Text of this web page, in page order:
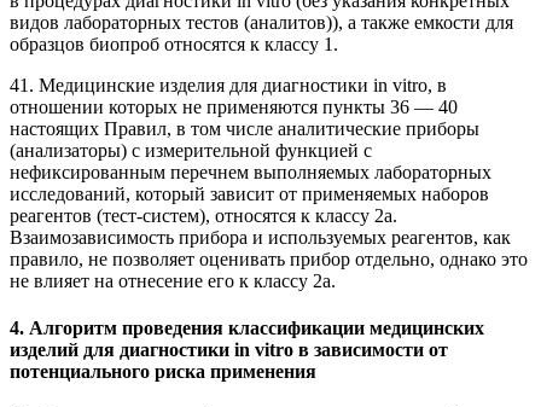
видов лабораторных тестов (аналитов)), а также емкости для
образцов биопроб относятся к классу 1.
41. Медицинские изделия для диагностики in vitro, в
отношении которых не применяются пункты 36 — 40
настоящих Правил, в том числе аналитические приборы
(анализаторы) с измерительной функцией с
нефиксированным перечнем выполняемых лабораторных
исследований, который зависит от применяемых наборов
реагентов (тест-систем), относятся к классу 2а.
Взаимозависимость прибора и используемых реагентов, как
правило, не позволяет оценивать прибор отдельно, однако это
не влияет на отнесение его к классу 2а.
4. Алгоритм проведения классификации медицинских
изделий для диагностики in vitro в зависимости от
потенциального риска применения